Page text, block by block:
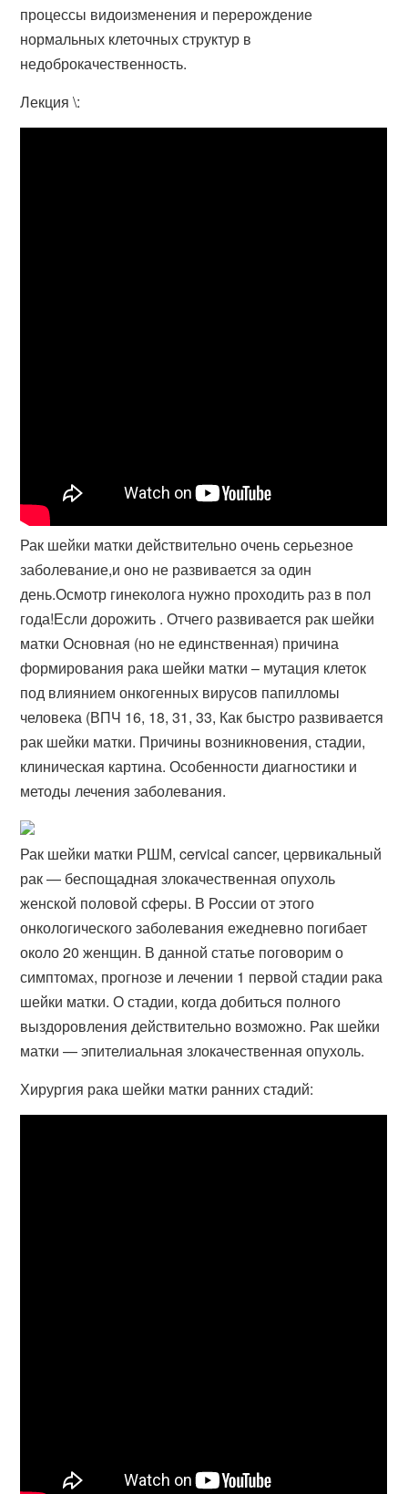
процессы видоизменения и перерождение
нормальных клеточных структур в
недоброкачественность.
Лекция \:
Рак шейки матки действительно очень серьезное
заболевание,и оно не развивается за один
день.Осмотр гинеколога нужно проходить раз в пол
года!Если дорожить . Отчего развивается рак шейки
матки Основная (но не единственная) причина
формирования рака шейки матки – мутация клеток
под влиянием онкогенных вирусов папилломы
человека (ВПЧ 16, 18, 31, 33, Как быстро развивается
рак шейки матки. Причины возникновения, стадии,
клиническая картина. Особенности диагностики и
методы лечения заболевания.
Рак шейки матки РШМ, cervical cancer, цервикальный
рак — беспощадная злокачественная опухоль
женской половой сферы. В России от этого
онкологического заболевания ежедневно погибает
около 20 женщин. В данной статье поговорим о
симптомах, прогнозе и лечении 1 первой стадии рака
шейки матки. О стадии, когда добиться полного
выздоровления действительно возможно. Рак шейки
матки — эпителиальная злокачественная опухоль.
Хирургия рака шейки матки ранних стадий: